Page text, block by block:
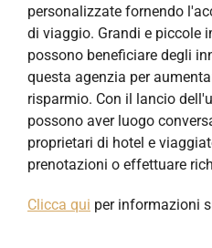
personalizzate fornendo
di viaggio. Grandi e piccole
possono beneficiare degli
questa agenzia per
risparmio. Con il lancio
possono aver luogo
proprietari di hotel e
prenotazioni o effettuare
Clicca qui per informazioni